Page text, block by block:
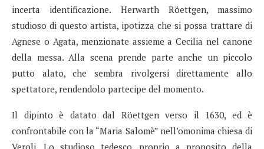
incerta identificazione. Herwarth Röettgen, massimo
studioso di questo artista, ipotizza che si possa trattare di
Agnese o Agata, menzionate assieme a Cecilia nel canone
della messa. Alla scena prende parte anche un piccolo
putto alato, che sembra rivolgersi direttamente allo
spettatore, rendendolo partecipe del momento.
Il dipinto è datato dal Röettgen verso il 1630, ed è
confrontabile con la “Maria Salomè” nell’omonima chiesa di
Veroli. Lo studioso tedesco, proprio a proposito della